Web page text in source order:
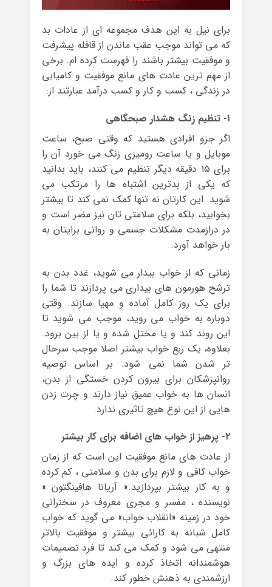
برای نیل به این هدف مجموعه ای از عادات بد
که می تواند موجب عقب ماندن از قافله پیشرفت
و موفقیت بیشتر باشند را فهرست کرده ام. برخی
از مهم ترین عادت های مانع موفقیت و کامیابی
در زندگی ، کسب و کار و کسب درآمد عبارتند از:
۱- تنظیم زنگ هشدار صبحگاهی
اگر جزو افرادی هستید که وقتی صبح، ساعت
موبایل و یا ساعت رومیزی زنگ می خورد آن را
برای ۱۵ دقیقه دیگر تنظیم می کنند، باید بدانید
که یکی از بدترین اشتباه ها را مرتکب می
شوید. این کارتان نه تنها کمک نمی کند تا بیشتر
بخوابید، بلکه برای سلامتی تان نیز مضر است و
در درازمدت مشکلات جسمی و روانی برایتان به
بار خواهد آورد.
زمانی که از خواب بیدار می شوید، غدد بدن به
ترشح هورمون های بیداری می پردازند تا شما را
برای یک روز کامل آماده و مهیا سازند. وقتی
دوباره به خواب می روید، موجب می شوید تا
این روند کند و یا مختل شده و یا از بین برود.
بعلاوه، یک ربع خواب بیشتر اصلا موجب سرحال
تر شدن شما نمی شود. بر اساس توصیه
روانپزشکان برای بیرون کردن خستگی از بدن،
انسان ها به خواب عمیق نیاز دارند و چرت زدن
هایی از این نوع هیچ تاثیری ندارد.
۲- پرهیز از خواب های اضافه برای کار بیشتر
از عادت های مانع موفقیت این است که از زمان
خواب کافی و لازم برای بدن و سلامتی ، کم کرده
و به کار بیشتر بپردازید.« آریانا هافینگتون »
نویسنده ، مفسر و مجری معروف در سخنرانی
خود در زمینه «انقلاب خواب» می گوید که خواب
کامل شبانه به کارائی بیشتر و موفقیت بالاتر
منتهی می شود و کمک می کند تا فرد تصمیمات
هوشمندانه اتخاذ کرده و ایده های بزرگ و
ارزشمندی به ذهنش خطور کند.